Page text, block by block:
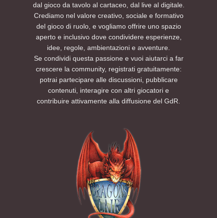
dal gioco da tavolo al cartaceo, dal live al digitale.
Crediamo nel valore creativo, sociale e formativo
del gioco di ruolo, e vogliamo offrire uno spazio
aperto e inclusivo dove condividere esperienze,
idee, regole, ambientazioni e avventure.
Se condividi questa passione e vuoi aiutarci a far
crescere la community, registrati gratuitamente:
potrai partecipare alle discussioni, pubblicare
contenuti, interagire con altri giocatori e
contribuire attivamente alla diffusione del GdR.